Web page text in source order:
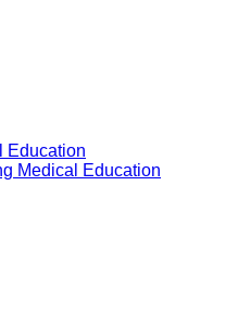
Education
Medical Education